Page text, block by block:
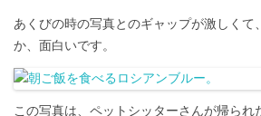
あくびの時の写真とのギャップが激しくて
か、面白いです。
この写真は、ペットシッターさんが帰られ